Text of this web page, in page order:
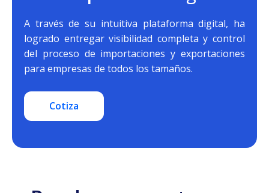
A través de su intuitiva plataforma digital, ha
logrado entregar visibilidad completa y control
del proceso de importaciones y exportaciones
para empresas de todos los tamaños.
Cotiza